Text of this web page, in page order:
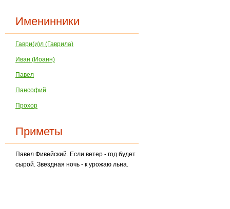
Именинники
Гаври(и)л (Гаврила)
Иван (Иоанн)
Павел
Пансофий
Прохор
Приметы
Павел Фивейский. Если ветер - год будет
сырой. Звездная ночь - к урожаю льна.